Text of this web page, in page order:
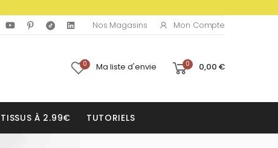
Nos Magasins Mon Compte
0 Ma liste d'envie 0 0,00 €
TISSUS À 2.99€ TUTORIELS